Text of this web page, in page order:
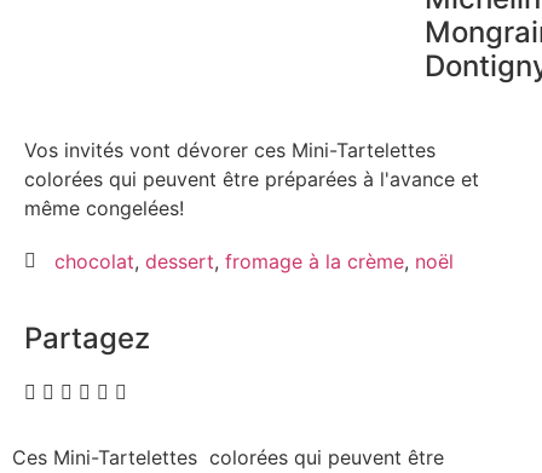
Vos invités vont dévorer ces Mini-Tartelettes
colorées qui peuvent être préparées à l'avance et
même congelées!
chocolat, dessert, fromage à la crème, noël
Partagez
Ces Mini-Tartelettes colorées qui peuvent être